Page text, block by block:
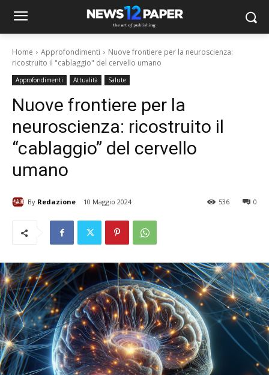
Home Approfondimenti
Nuove frontiere per la neuroscienza:
ricostruito il "cablaggio" del cervello umano
Approfondimenti Attualità Salute
Nuove frontiere per la
neuroscienza: ricostruito il
“cablaggio” del cervello
umano
By Redazione 10 Maggio 2024 0
536